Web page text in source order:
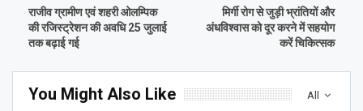
राजीव ग्रामीण एवं शहरी ओलम्पिक
की रजिस्ट्रेशन की अवधि 25 जुलाई
तक बढ़ाई गई
मिर्गी रोग से जुड़ी भ्रांतियों और
अंधविश्वास को दूर करने में सहयोग
करें चिकित्सक
All
You Might Also Like